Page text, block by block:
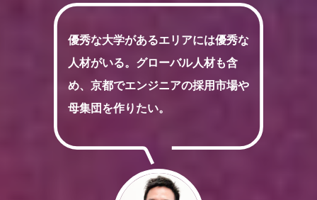
優秀な大学があるエリアには優秀な
人材がいる。グローバル人材も含
め、京都でエンジニアの採用市場や
母集団を作りたい。